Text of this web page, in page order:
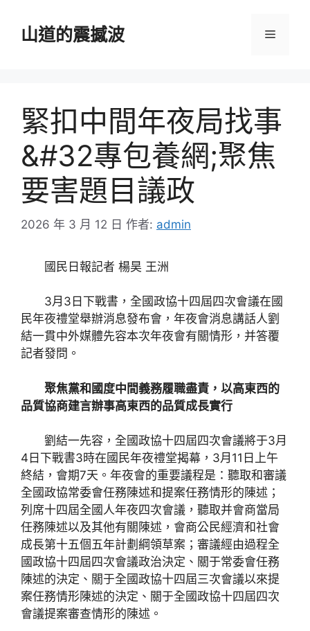
山道的震撼波 選
緊扣中間年夜局找事
&#32專包養網;聚焦
要害題目議政
2026 年 3 月 12 日 作者: admin
國民日報記者 楊昊 王洲
3月3日下戰書，全國政協十四屆四次會議在國
民年夜禮堂舉辦消息發布會，年夜會消息講話人劉
結一貫中外媒體先容本次年夜會有關情形，并答覆
記者發問。
聚焦黨和國度中間義務履職盡責，以高東西的
品質協商建言辦事高東西的品質成長實行
劉結一先容，全國政協十四屆四次會議將于3月
4日下戰書3時在國民年夜禮堂揭幕，3月11日上午
終結，會期7天。年夜會的重要議程是：聽取和審議
全國政協常委會任務陳述和提案任務情形的陳述；
列席十四屆全國人年夜四次會議，聽取并會商當局
任務陳述以及其他有關陳述，會商公民經濟和社會
成長第十五個五年計劃綱領草案；審議經由過程全
國政協十四屆四次會議政治決定、關于常委會任務
陳述的決定、關于全國政協十四屆三次會議以來提
案任務情形陳述的決定、關于全國政協十四屆四次
會議提案審查情形的陳述。